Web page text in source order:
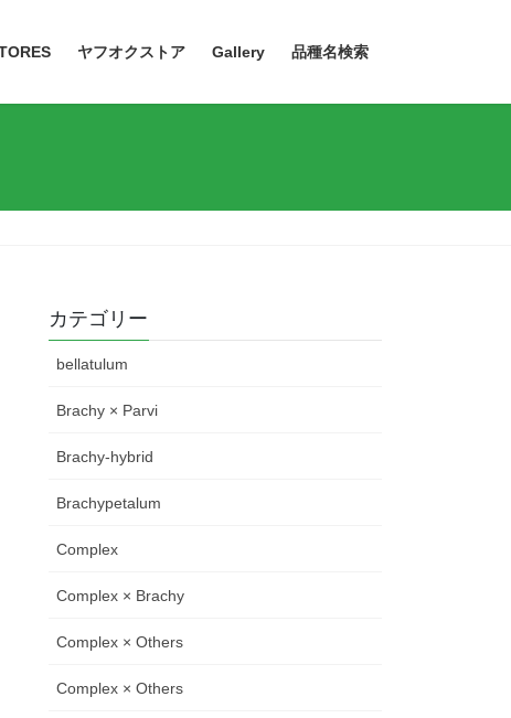
ヤフオクストア Gallery 品種名検索
カテゴリー
bellatulum
Brachy × Parvi
Brachy-hybrid
Brachypetalum
Complex
Complex × Brachy
Complex × Others
Complex × Others